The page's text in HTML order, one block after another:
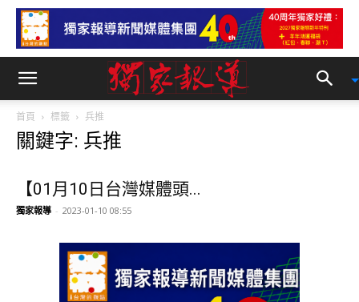
首頁 標籤 兵推
關鍵字: 兵推
【01月10日台灣媒體頭...
獨家報導 - 2023-01-10 08:55